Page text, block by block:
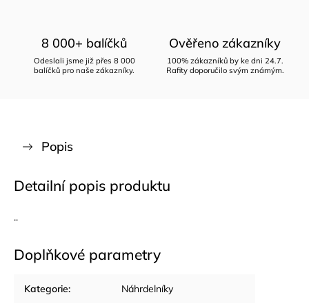
8 000+ balíčků
Odeslali jsme již přes 8 000
balíčků pro naše zákazníky.
Ověřeno zákazníky
100% zákazníků by ke dni 24.7.
Rafity doporučilo svým známým.
Popis
Detailní popis produktu
..
Doplňkové parametry
Kategorie: Náhrdelníky